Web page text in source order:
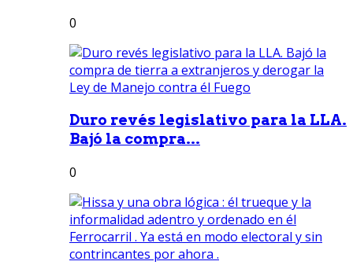
0
Duro revés legislativo para la LLA.
Bajó la compra...
0